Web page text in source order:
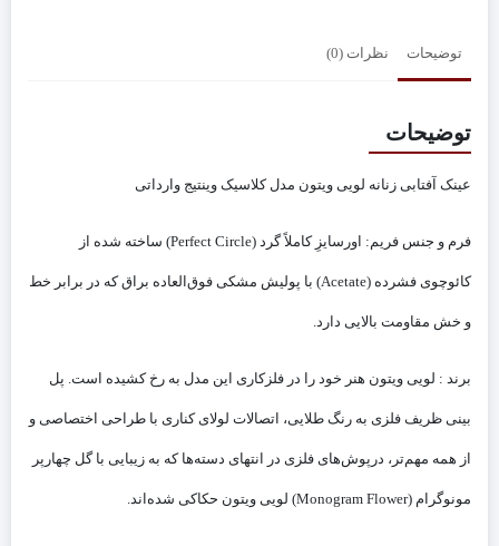
توضیحات نظرات (0)
توضیحات
عینک آفتابی زنانه لویی ویتون مدل کلاسیک وینتیج وارداتی
فرم و جنس فریم: اورسایزِ کاملاً گرد (Perfect Circle) ساخته شده از
کائوچوی فشرده (Acetate) با پولیش مشکی فوق‌العاده براق که در برابر خط
و خش مقاومت بالایی دارد.
برند : لویی ویتون هنر خود را در فلزکاری این مدل به رخ کشیده است. پل
بینی ظریف فلزی به رنگ طلایی، اتصالات لولای کناری با طراحی اختصاصی و
از همه مهم‌تر، درپوش‌های فلزی در انتهای دسته‌ها که به زیبایی با گل چهارپر
مونوگرام (Monogram Flower) لویی ویتون حکاکی شده‌اند.